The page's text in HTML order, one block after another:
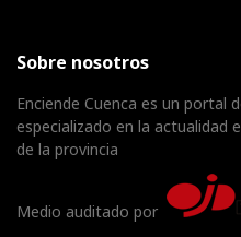
Sobre nosotros
Enciende Cuenca es un portal
especializado en la actualidad
de la provincia
Medio auditado por